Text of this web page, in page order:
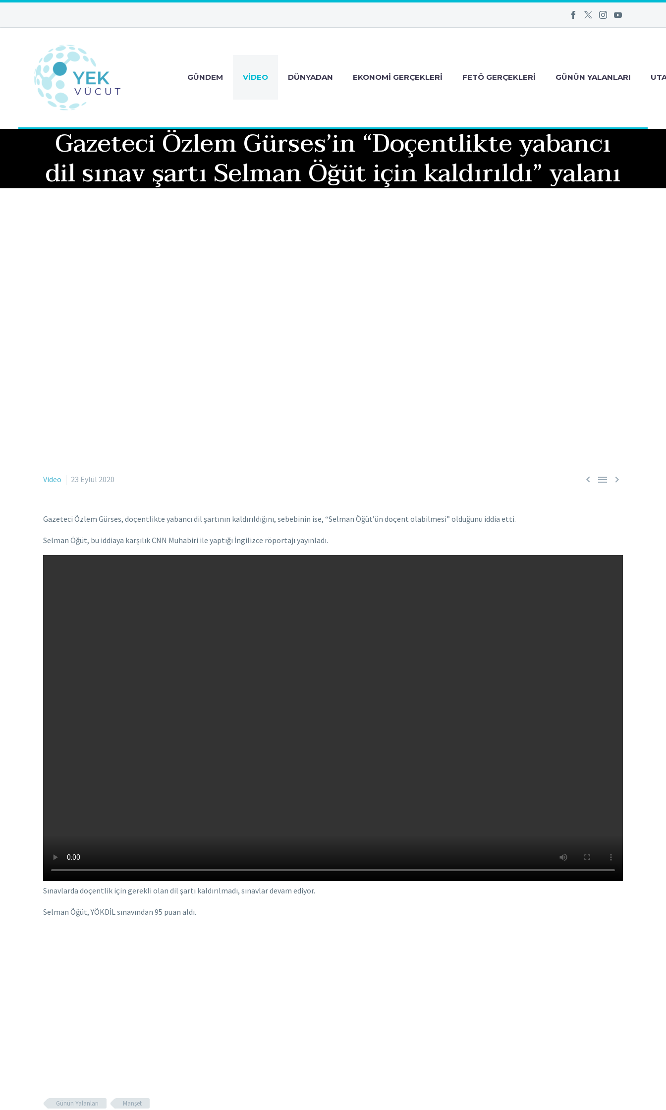
GÜNDEM VIDEO DÜNYADAN EKONOMI GERÇEKLERI FETÖ GERÇEKLERI GÜNÜN YALANLARI
Gazeteci Özlem Gürses’in “Doçentlikte yabancı
dil sınav şartı Selman Öğüt için kaldırıldı” yalanı
  
Video 23 Eylül 2020
Gazeteci Özlem Gürses, doçentlikte yabancı dil şartının kaldırıldığını, sebebinin ise, “Selman Öğüt’ün doçent olabilmesi” olduğunu iddia etti.
Selman Öğüt, bu iddiaya karşılık CNN Muhabiri ile yaptığı İngilizce röportajı yayınladı.
Sınavlarda doçentlik için gerekli olan dil şartı kaldırılmadı, sınavlar devam ediyor.
Selman Öğüt, YÖKDİL sınavından 95 puan aldı.
Günün Yalanları Manşet